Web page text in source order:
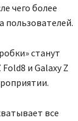
чего более
пользователей.
станут
и Galaxy Z
все